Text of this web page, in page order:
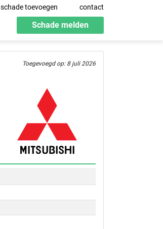
schade toevoegen contact
Schade melden
Toegevoegd op: 8 juli 2026